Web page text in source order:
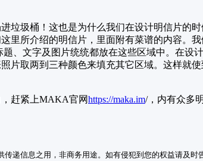
垃圾桶！这也是为什么我们在设计明信片的
所介绍的明信片，里面附有菜谱的内容。
、文字及图片统统都放在这些区域中。在设
片取两到三种颜色来填充其它区域。这样就
赶紧上MAKA官网https://maka.im/，内有众多
递信息之用，非商务用途。如有侵犯到您的权益请及时